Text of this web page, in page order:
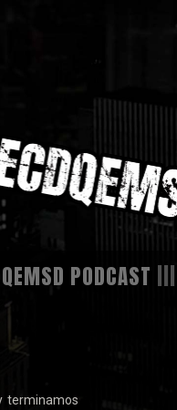
PODCAST
terminamos